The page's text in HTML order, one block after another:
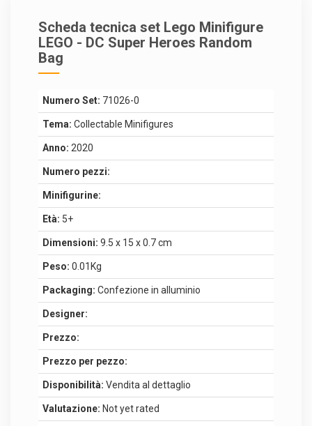
Scheda tecnica set Lego Minifigure
LEGO - DC Super Heroes Random
Bag
Numero Set: 71026-0
Tema: Collectable Minifigures
Anno: 2020
Numero pezzi:
Minifigurine:
Età: 5+
Dimensioni: 9.5 x 15 x 0.7 cm
Peso: 0.01Kg
Packaging: Confezione in alluminio
Designer:
Prezzo:
Prezzo per pezzo:
Disponibilità: Vendita al dettaglio
Valutazione: Not yet rated